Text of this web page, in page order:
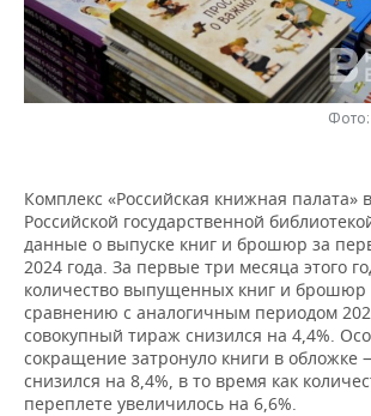
НЕФТЕХИМИЯ
НЕФТЬ
РОЗНИЧНАЯ ТОРГОВЛЯ
ТРАНСПОРТ
НОВОСТИ ТЕХНОЛОГИЙ
IT
ТЕЛЕКОММУНИКАЦИИ
МЕРОПРИЯТИЯ
НОВОСТИ МЕРОПРИЯТИЙ
БИЗНЕС-БРАНЧИ
ONLINE-КОНФЕРЕНЦИИ
ОТКРЫТАЯ ЛЕКЦИЯ
СПОРТ
ФУТБОЛ
ХОККЕЙ
БАСКЕТБОЛ
ВОЛЕЙБОЛ
НОВОСТИ ОБЩЕСТВА
ВЛАСТЬ
ИНФРАСТРУКТУРА
ИСТОРИЯ
ФОТОГАЛЕРЕЯ
СЮЖЕТЫ
СПРАВОЧНИК
СПИСОК ПЕРСОН
ПОЛНАЯ ВЕРСИЯ
Фото:
Комплекс «Российская книжная палата»
Российской государственной
данные о выпуске книг и брошюр за
2024 года. За первые три месяца этого
количество выпущенных книг и брошюр
сравнению с аналогичным периодом
совокупный тираж снизился на 4,4%.
сокращение затронуло книги в обложке
снизился на 8,4%, в то время как
переплете увеличилось на 6,6%.